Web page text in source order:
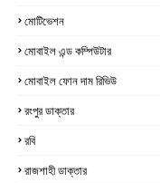
মোটিভেশন
মোবাইল এন্ড কম্পিউটার
মোবাইল ফোন দাম রিভিউ
রংপুর ডাক্তার
রবি
রাজশাহী ডাক্তার